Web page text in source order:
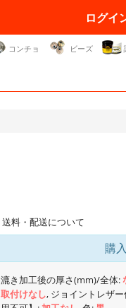
ログイ
コンチョ ビーズ
送料・配送について
購入
漉き加工後の厚さ(mm)/全体:
取付けなし, ジョイントレザ